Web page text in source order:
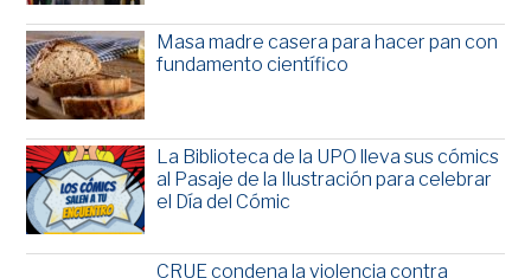
Masa madre casera para hacer pan con
fundamento científico
La Biblioteca de la UPO lleva sus cómics
al Pasaje de la Ilustración para celebrar
el Día del Cómic
CRUE condena la violencia contra